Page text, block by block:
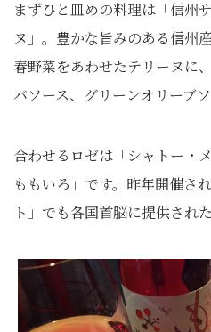
まずひと皿めの料理は「信州
ヌ」。豊かな旨みのある信州
春野菜をあわせたテリーヌに
バソース、グリーンオリーブ
合わせるロゼは「シャトー
ももいろ」です。昨年開催さ
ト」でも各国首脳に提供され